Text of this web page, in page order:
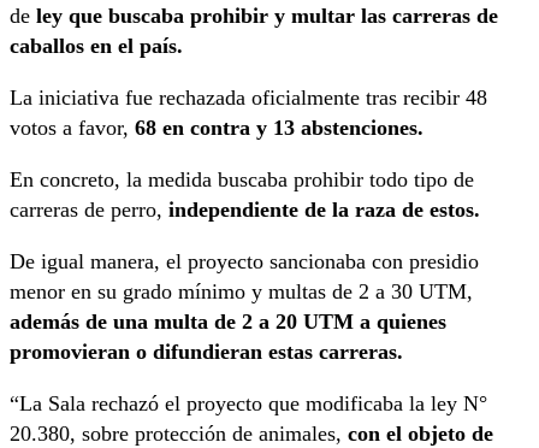
de ley que buscaba prohibir y multar las carreras de
caballos en el país.
La iniciativa fue rechazada oficialmente tras recibir 48
votos a favor, 68 en contra y 13 abstenciones.
En concreto, la medida buscaba prohibir todo tipo de
carreras de perro, independiente de la raza de estos.
De igual manera, el proyecto sancionaba con presidio
menor en su grado mínimo y multas de 2 a 30 UTM,
además de una multa de 2 a 20 UTM a quienes
promovieran o difundieran estas carreras.
“La Sala rechazó el proyecto que modificaba la ley N°
20.380, sobre protección de animales, con el objeto de